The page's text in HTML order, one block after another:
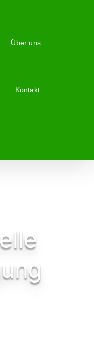
Über uns
Kontakt